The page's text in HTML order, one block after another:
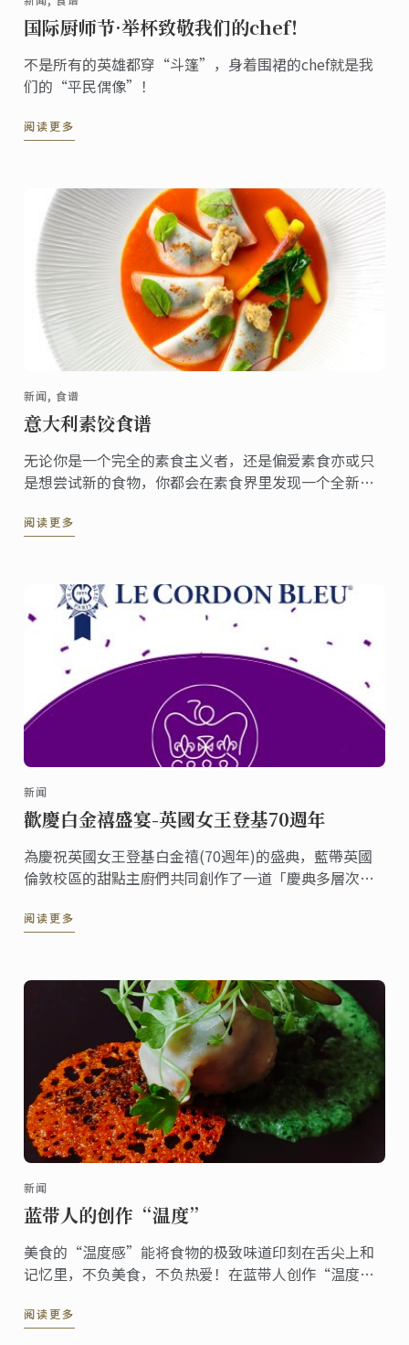
国际厨师节·举杯致敬我们的chef！
不是所有的英雄都穿“斗篷”，身着围裙的chef就是我
们的“平民偶像”！
阅读更多
新闻, 食谱
意大利素饺食谱
无论你是一个完全的素食主义者，还是偏爱素食亦或只
是想尝试新的食物，你都会在素食界里发现一个全新的
阅读更多
新闻
歡慶白金禧盛宴-英國女王登基70週年
為慶祝英國女王登基白金禧(70週年)的盛典，藍帶英國
倫敦校區的甜點主廚們共同創作了一道「慶典多層次蛋
禧皇冠》這道甜點包含了香檳慕斯、糖漬紅漿果、檸檬
阅读更多
新闻
蓝带人的创作“温度”
美食的“温度感”能将食物的极致味道印刻在舌尖上和
记忆里，不负美食，不负热爱！在蓝带人创作“温度”
阅读更多